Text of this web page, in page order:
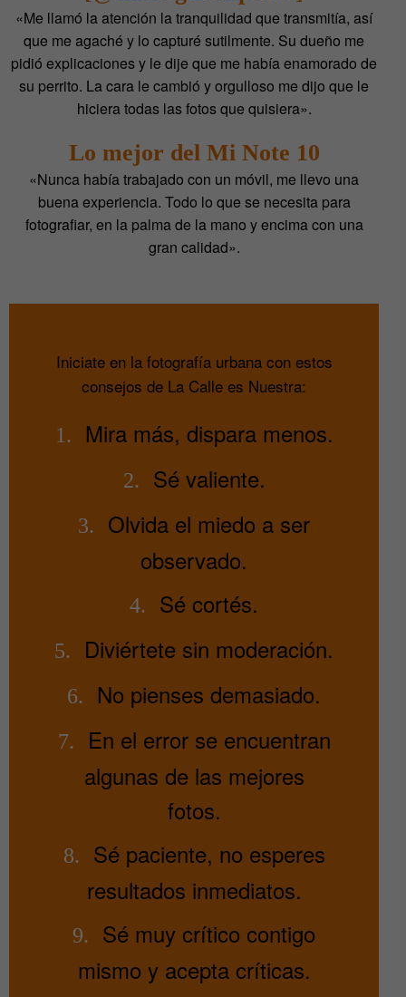
«Me llamó la atención la tranquilidad que transmitía, así
que me agaché y lo capturé sutilmente. Su dueño me
pidió explicaciones y le dije que me había enamorado de
su perrito. La cara le cambió y orgulloso me dijo que le
hiciera todas las fotos que quisiera».
Lo mejor del Mi Note 10
«Nunca había trabajado con un móvil, me llevo una
buena experiencia. Todo lo que se necesita para
fotografiar, en la palma de la mano y encima con una
gran calidad».
Iniciate en la fotografía urbana con estos
consejos de La Calle es Nuestra:
1. Mira más, dispara menos.
2. Sé valiente.
3.
Olvida el miedo a ser
observado.
4. Sé cortés.
5. Diviértete sin moderación.
6. No pienses demasiado.
7.
En el error se encuentran
algunas de las mejores
fotos.
8.
Sé paciente, no esperes
resultados inmediatos.
9.
Sé muy crítico contigo
mismo y acepta críticas.